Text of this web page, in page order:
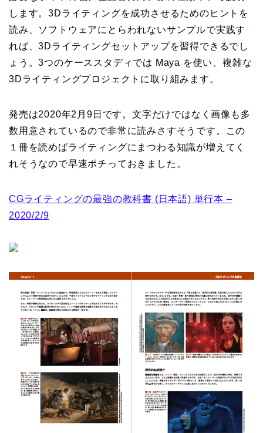
します。3Dライティングを成功させるためのヒントを
読み、ソフトウェアにとらわれないサンプルで実践す
れば、3Dライティングセットアップを習得できるでし
ょう。3つのケーススタディでは Maya を使い、複雑な
3Dライティングプロジェクトに取り組みます。
発売は2020年2月9日です。文字だけではなく画像も多
数用意されているので非常に読みさすそうです。この
１冊を読めばライティングにまつわる知識が増えてく
れそうなので早速ポチっておきました。
CGライティングの最強の教科書 (日本語) 単行本 –
2020/2/9